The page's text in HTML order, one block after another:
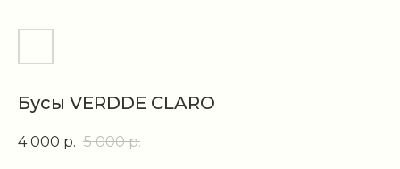
Бусы VERDDE CLARO
4 000 р. 5 000 р.